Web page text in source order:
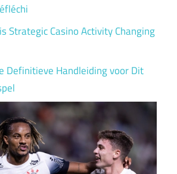
Strategic Casino Activity Changing
Definitieve Handleiding voor Dit